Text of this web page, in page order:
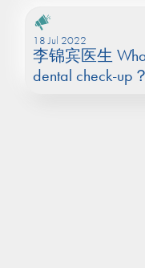
18 Jul 2022
李锦宾医生
dental check-up？